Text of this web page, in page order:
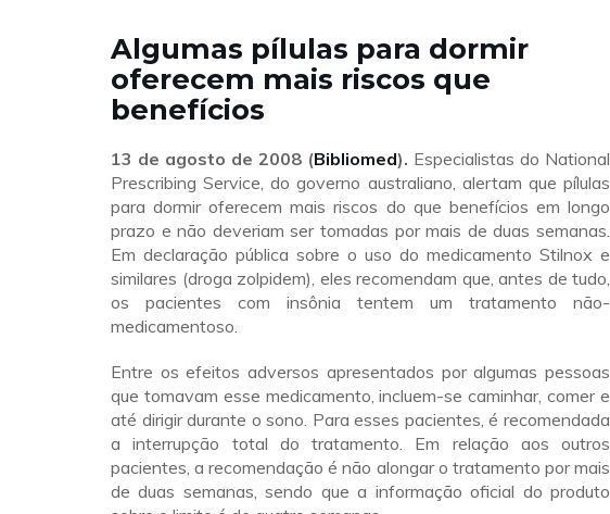
Algumas pílulas para dormir
oferecem mais riscos que
benefícios
13 de agosto de 2008 (Bibliomed). Especialistas do National
Prescribing Service, do governo australiano, alertam que pílulas
para dormir oferecem mais riscos do que benefícios em longo
prazo e não deveriam ser tomadas por mais de duas semanas.
Em declaração pública sobre o uso do medicamento Stilnox e
similares (droga zolpidem), eles recomendam que, antes de tudo,
os pacientes com insônia tentem um tratamento não-
medicamentoso.
Entre os efeitos adversos apresentados por algumas pessoas
que tomavam esse medicamento, incluem-se caminhar, comer e
até dirigir durante o sono. Para esses pacientes, é recomendada
a interrupção total do tratamento. Em relação aos outros
pacientes, a recomendação é não alongar o tratamento por mais
de duas semanas, sendo que a informação oficial do produto